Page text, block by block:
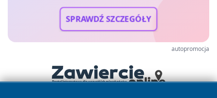
SPRAWDŹ SZCZEGÓŁY
autopromocja